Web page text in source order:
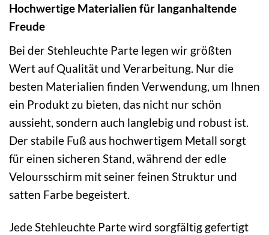
Hochwertige Materialien für langanhaltende
Freude
Bei der Stehleuchte Parte legen wir größten
Wert auf Qualität und Verarbeitung. Nur die
besten Materialien finden Verwendung, um Ihnen
ein Produkt zu bieten, das nicht nur schön
aussieht, sondern auch langlebig und robust ist.
Der stabile Fuß aus hochwertigem Metall sorgt
für einen sicheren Stand, während der edle
Veloursschirm mit seiner feinen Struktur und
satten Farbe begeistert.
Jede Stehleuchte Parte wird sorgfältig gefertigt